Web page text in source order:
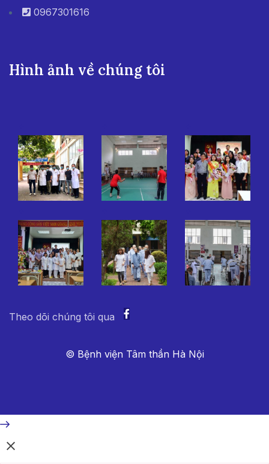
0967301616
Hình ảnh về chúng tôi
Theo dõi chúng tôi qua
© Bệnh viện Tâm thần Hà Nội